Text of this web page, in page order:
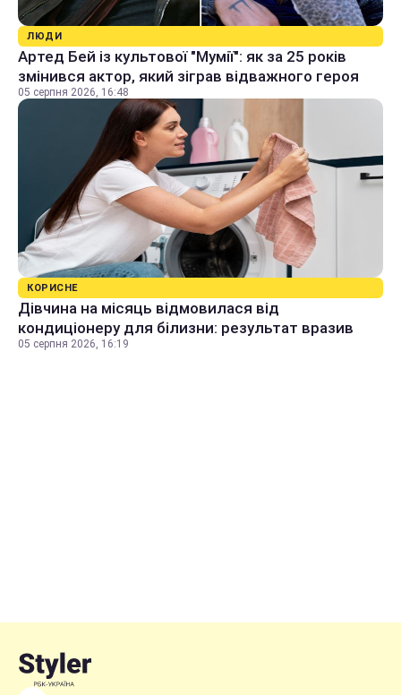
ЛЮДИ
Артед Бей із культової "Мумії": як за 25 років
змінився актор, який зіграв відважного героя
05 серпня 2026, 16:48
КОРИСНЕ
Дівчина на місяць відмовилася від
кондиціонеру для білизни: результат вразив
05 серпня 2026, 16:19